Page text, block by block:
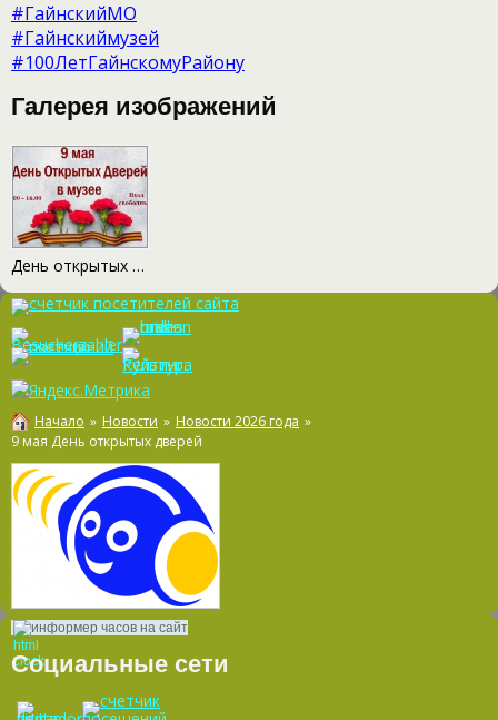
#ГайнскийМО
#Гайнскиймузей
#100ЛетГайнскомуРайону
Галерея изображений
День открытых дверей
Начало » Новости » Новости 2026 года »
9 мая День открытых дверей
информер часов на сайт
Социальные сети